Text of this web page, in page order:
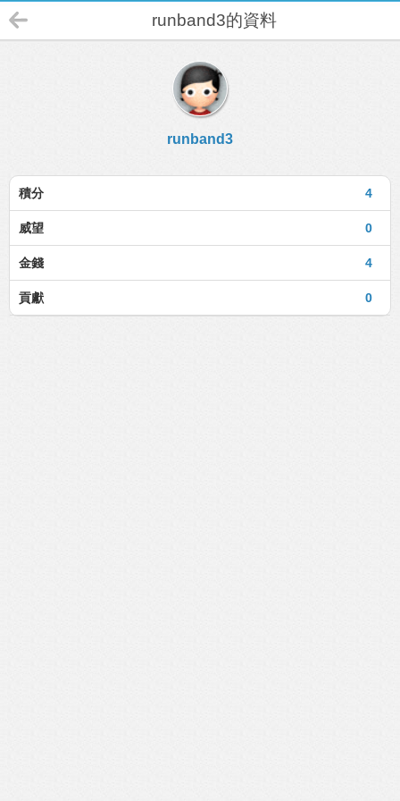
runband3的資料
runband3
4
積分
0
威望
4
金錢
0
貢獻